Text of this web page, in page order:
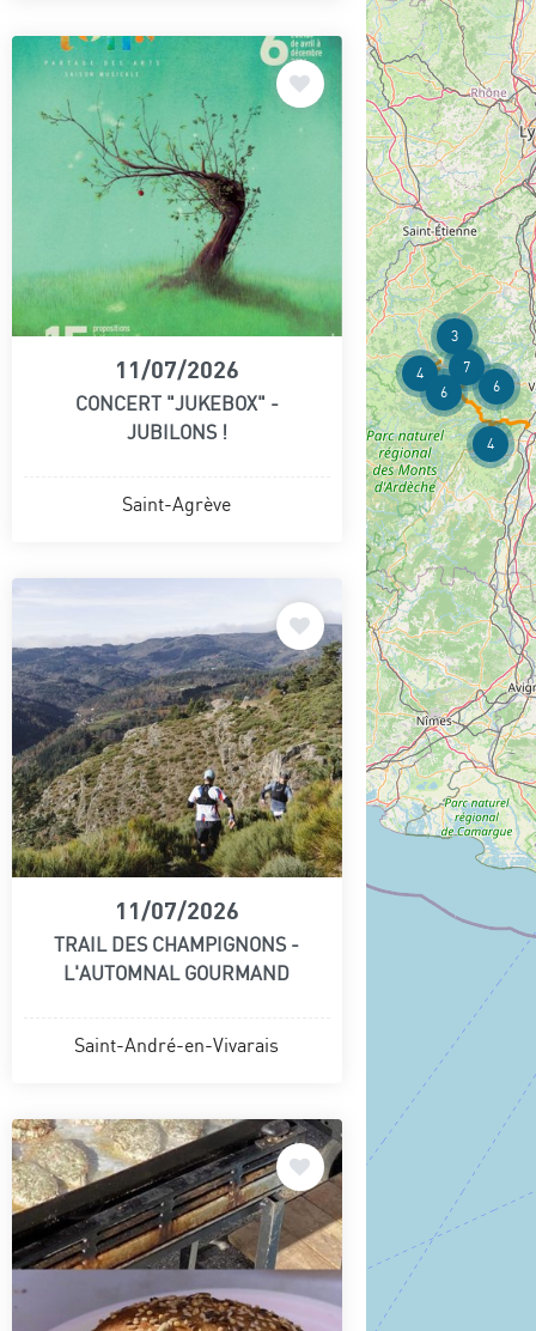
11/07/2026
CONCERT "JUKEBOX" -
JUBILONS !
Saint-Agrève
11/07/2026
TRAIL DES CHAMPIGNONS -
L'AUTOMNAL GOURMAND
Saint-André-en-Vivarais
6
4
3
7
4
6